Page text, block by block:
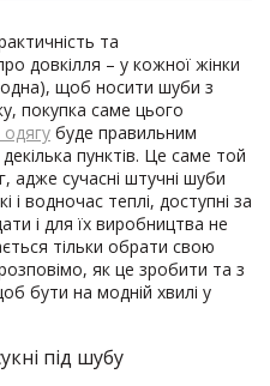
та
довкілля – у кожної жінки
щоб носити шуби з
покупка саме цього
буде правильним
пунктів. Це саме той
адже сучасні штучні шуби
і водночас теплі, доступні за
і для їх виробництва не
тільки обрати свою
як це зробити та з
бути на модній хвилі у
під шубу